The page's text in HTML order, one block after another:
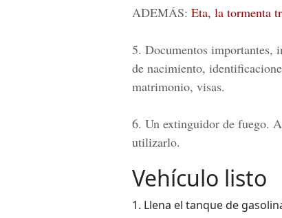
ADEMÁS: Eta, la tormenta
5. Documentos importantes,
de nacimiento,
matrimonio, visas.
6. Un extinguidor de fuego.
utilizarlo.
Vehículo listo
1. Llena el tanque de